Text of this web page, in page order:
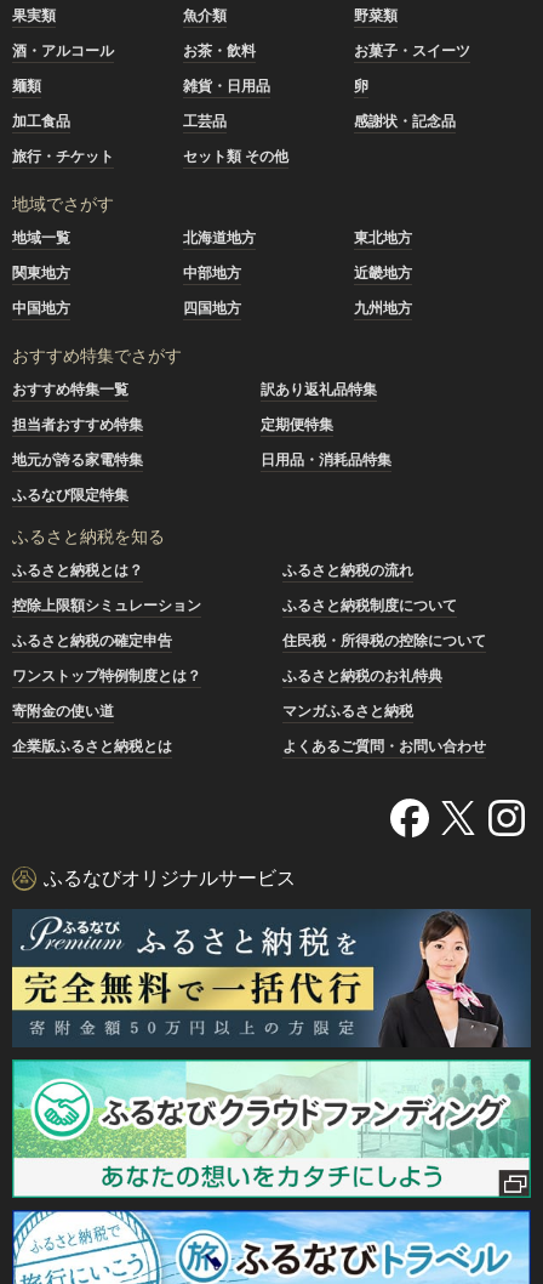
果実類
魚介類
野菜類
酒・アルコール
お茶・飲料
お菓子・スイーツ
麺類
雑貨・日用品
卵
加工食品
工芸品
感謝状・記念品
旅行・チケット
セット類 その他
地域でさがす
地域一覧 北海道地方
東北地方
関東地方
中部地方
近畿地方
中国地方
四国地方 九州地方
おすすめ特集でさがす
おすすめ特集一覧
訳あり返礼品特集
担当者おすすめ特集
定期便特集
地元が誇る家電特集
日用品・消耗品特集
ふるなび限定特集
ふるさと納税を知る
ふるさと納税とは？
ふるさと納税の流れ
控除上限額シミュレーション
ふるさと納税制度について
ふるさと納税の確定申告
住民税・所得税の控除について
ワンストップ特例制度とは？
ふるさと納税のお礼特典
寄附金の使い道
マンガふるさと納税
企業版ふるさと納税とは
よくあるご質問・お問い合わせ
ふるなびオリジナルサービス